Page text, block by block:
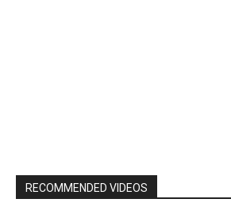
RECOMMENDED VIDEOS